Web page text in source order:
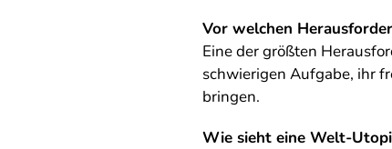
Vor welchen
Eine der größten
schwierigen Aufgabe, ihr
bringen.
Wie sieht eine Welt-